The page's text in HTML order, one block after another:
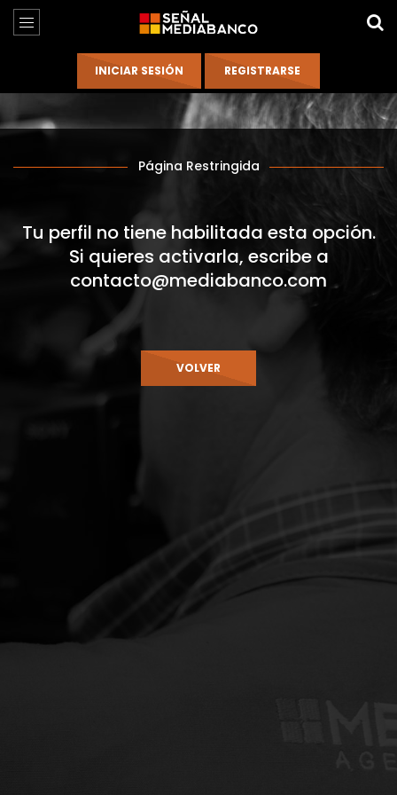
Página Restringida
Tu perfil no tiene habilitada esta opción.
Si quieres activarla, escribe a
contacto@mediabanco.com